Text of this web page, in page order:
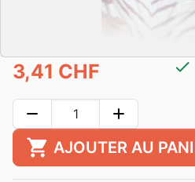
3,41 CHF check
remove add
shopping_cart AJOUTER AU